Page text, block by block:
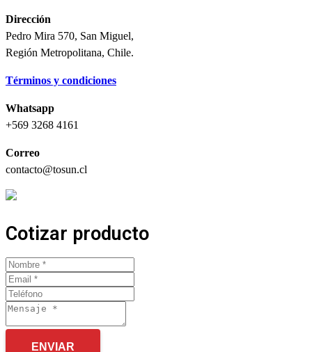
Dirección
Pedro Mira 570, San Miguel,
Región Metropolitana, Chile.
Términos y condiciones
Whatsapp
+569 3268 4161
Correo
contacto@tosun.cl
Cotizar producto
ENVIAR